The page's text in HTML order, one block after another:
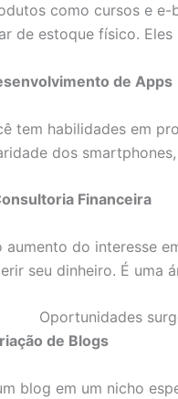
como cursos e e-
de estoque físico.
de Apps
tem habilidades em
dos
Financeira
aumento do interesse
seu dinheiro. É uma
Oportunidades
de Blogs
blog em um nicho